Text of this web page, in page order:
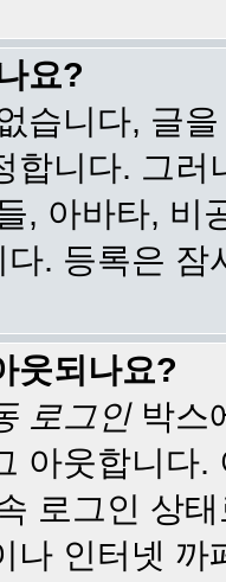
요?
습니다, 글
합니다. 그
, 아바타, 비
. 등록은
웃되나요?
로그인박스
아웃합니다
로그인 상
나 인터넷